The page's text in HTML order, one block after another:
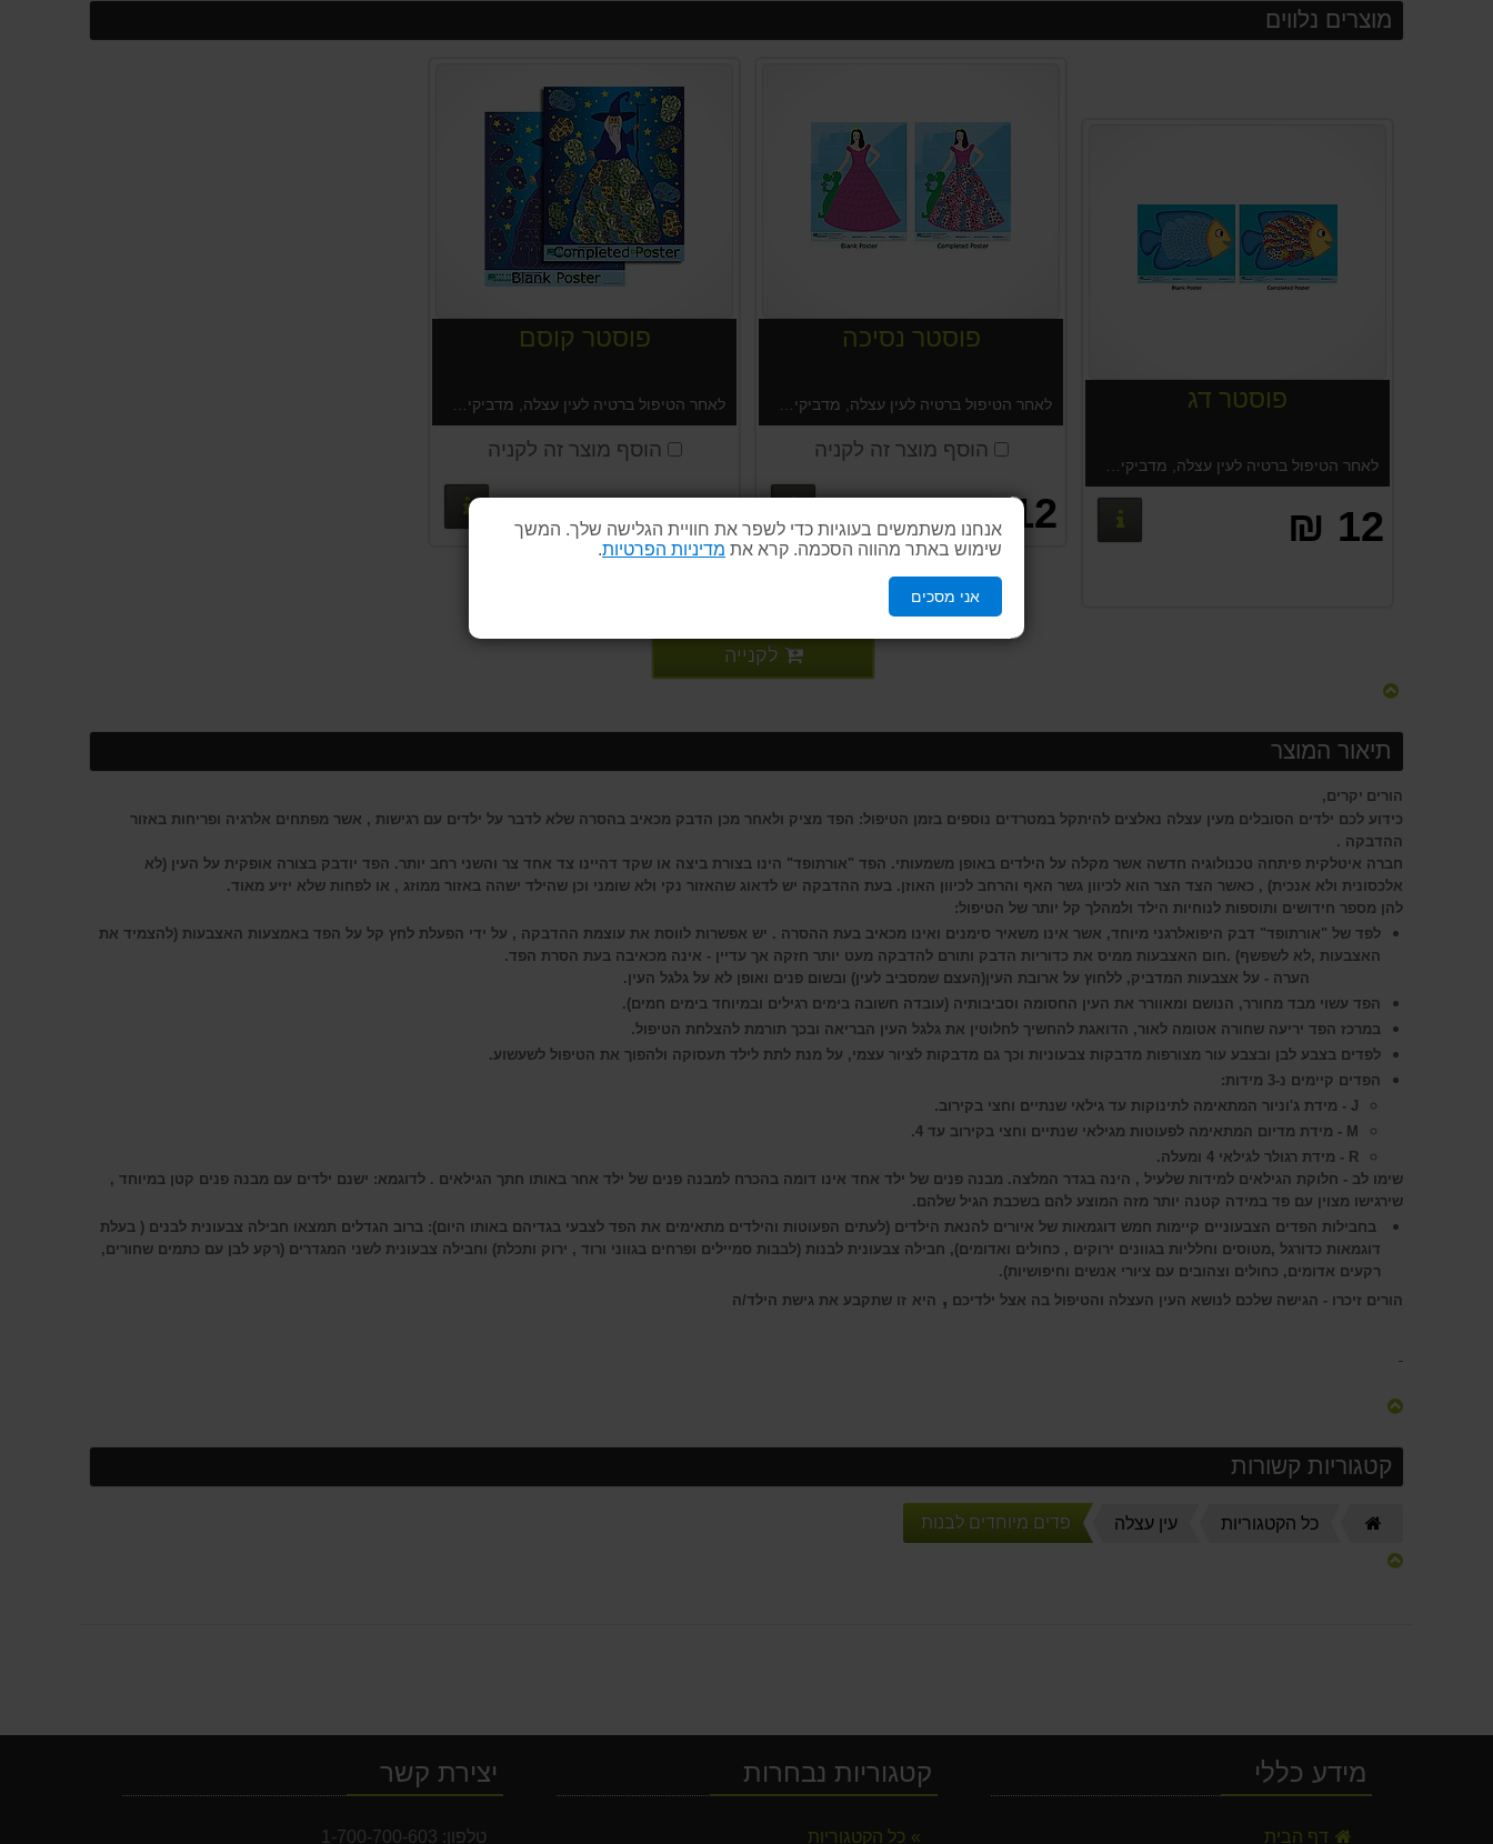
אנחנו משתמשים בעוגיות כדי לשפר את חוויית הגלישה שלך. המשך
שימוש באתר מהווה הסכמה. קרא את מדיניות הפרטיות
אני מסכים
מוצרים נלווים
פוסטר דג
12 ₪ פרטים נוספים
פוסטר נסיכה
הוסף מוצר זה לקניה
12 ₪ פרטים נוספים
פוסטר קוסם
הוסף מוצר זה לקניה
12 ₪
לקנייה
תיאור המוצר
הורים יקרים,
כידוע לכם ילדים הסובלים מעין עצלה נאלצים להיתקל במטרדים נוספים בזמן הטיפול: הפד מציק ולאחר מכן הדבק מכאיב בהסרה שלא לדבר על ילדים עם רגישות , אשר מפתחים אלרגיה ופריחות באזור
ההדבקה .
חברה איטלקית פיתחה טכנולוגיה חדשה אשר מקלה על הילדים באופן משמעותי. הפד "אורתופד" הינו בצורת ביצה או שקד דהיינו צד אחד צר והשני רחב יותר. הפד יודבק בצורה אופקית על העין (לא
אלכסונית ולא אנכית) , כאשר הצד הצר הוא לכיוון גשר האף והרחב לכיוון האוזן. בעת ההדבקה יש לדאוג שהאזור נקי ולא שומני וכן שהילד ישהה באזור ממוזג , או לפחות שלא יזיע מאוד.
להן מספר חידושים ותוספות לנוחיות הילד ולמהלך קל יותר של הטיפול:
לפד של "אורתופד" דבק היפואלרגני מיוחד, אשר אינו משאיר סימנים ואינו מכאיב בעת ההסרה . יש אפשרות לווסת את עוצמת ההדבקה , על ידי הפעלת לחץ קל על הפד באמצעות האצבעות (להצמיד את
האצבעות ,לא לשפשף) .חום האצבעות ממיס את כדוריות הדבק ותורם להדבקה מעט יותר חזקה אך עדיין - אינה מכאיבה בעת הסרת הפד.
הערה - על אצבעות המדביק, ללחוץ על ארובת העין(העצם שמסביב לעין) ובשום פנים ואופן לא על גלגל העין.
הפד עשוי מבד מחורר, הנושם ומאוורר את העין החסומה וסביבותיה (עובדה חשובה בימים רגילים ובמיוחד בימים חמים).
במרכז הפד יריעה שחורה אטומה לאור, הדואגת להחשיך לחלוטין את גלגל העין הבריאה ובכך תורמת להצלחת הטיפול.
לפדים בצבע לבן ובצבע עור מצורפות מדבקות צבעוניות וכך גם מדבקות לציור עצמי, על מנת לתת לילד תעסוקה ולהפוך את הטיפול לשעשוע.
הפדים קיימים נ-3 מידות:
J - מידת ג'וניור המתאימה לתינוקות עד גילאי שנתיים וחצי בקירוב.
M - מידת מדיום המתאימה לפעוטות מגילאי שנתיים וחצי בקירוב עד 4.
R - מידת רגולר לגילאי 4 ומעלה.
שימו לב - חלוקת הגילאים למידות שלעיל , הינה בגדר המלצה. מבנה פנים של ילד אחד אינו דומה בהכרח למבנה פנים של ילד אחר באותו חתך הגילאים . לדוגמא: ישנם ילדים עם מבנה פנים קטן במיוחד ,
שירגישו מצוין עם פד במידה קטנה יותר מזה המוצע להם בשכבת הגיל שלהם.
בחבילות הפדים הצבעוניים קיימות חמש דוגמאות של איורים להנאת הילדים (לעתים הפעוטות והילדים מתאימים את הפד לצבעי בגדיהם באותו היום): ברוב הגדלים תמצאו חבילה צבעונית לבנים ( בעלת
דוגמאות כדורגל ,מטוסים וחלליות בגוונים ירוקים , כחולים ואדומים), חבילה צבעונית לבנות (לבבות סמיילים ופרחים בגווני ורוד , ירוק ותכלת) וחבילה צבעונית לשני המגדרים (רקע לבן עם כתמים שחורים,
רקעים אדומים, כחולים וצהובים עם ציורי אנשים וחיפושיות).
הורים זיכרו - הגישה שלכם לנושא העין העצלה והטיפול בה אצל ילדיכם , היא זו שתקבע את גישת הילד/ה
קטגוריות קשורות
כל הקטגוריות עין עצלה פדים מיוחדים לבנות
מידע כללי
דף הבית
קטגוריות נבחרות
כל הקטגוריות
יצירת קשר
טלפון: 1-700-700-603